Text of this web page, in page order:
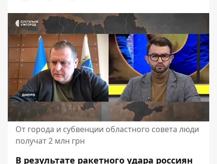
От города и субвенции областного совета люди
получат 2 млн грн
В результате ракетного удара россиян